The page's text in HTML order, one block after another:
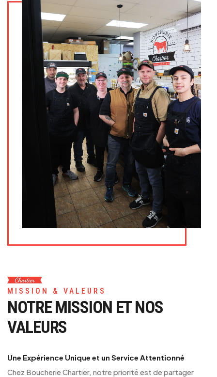
MISSION & VALEURS
NOTRE MISSION ETNOS
VALEURS
Une Expérience Unique et un Service Attentionné
Chez Boucherie Chartier, notre priorité est de partager